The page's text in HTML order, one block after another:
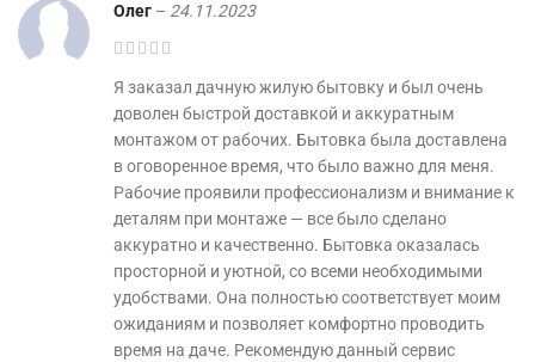
Олег – 24.11.2023
Я заказал дачную жилую бытовку и был очень
доволен быстрой доставкой и аккуратным
монтажом от рабочих. Бытовка была доставлена
в оговоренное время, что было важно для меня.
Рабочие проявили профессионализм и внимание к
деталям при монтаже — все было сделано
аккуратно и качественно. Бытовка оказалась
просторной и уютной, со всеми необходимыми
удобствами. Она полностью соответствует моим
ожиданиям и позволяет комфортно проводить
время на даче. Рекомендую данный сервис